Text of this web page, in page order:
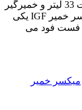
در دو مدل متفاوت خمیرگیر پیتزا 25-S با ظرفیت 33 لیتر و خمیرگیر
پیتزا 42-S با ظرفیت 50 لیتر ارائه می شود. میکسر خمیر IGF یکی
فست فود می
میکسر خمیر